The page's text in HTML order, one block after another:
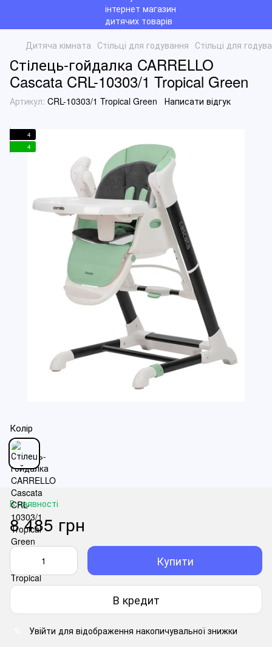
Дитяча кімната Стільці для годування Стільці для
Стілець-гойдалка CARRELLO
Cascata CRL-10303/1 Tropical Green
Артикул: CRL-10303/1 Tropical Green Написати відгук
4
4
Колір
В наявності
8 485 грн
Купити
В кредит
Увійти для відображення накопичувальної знижки